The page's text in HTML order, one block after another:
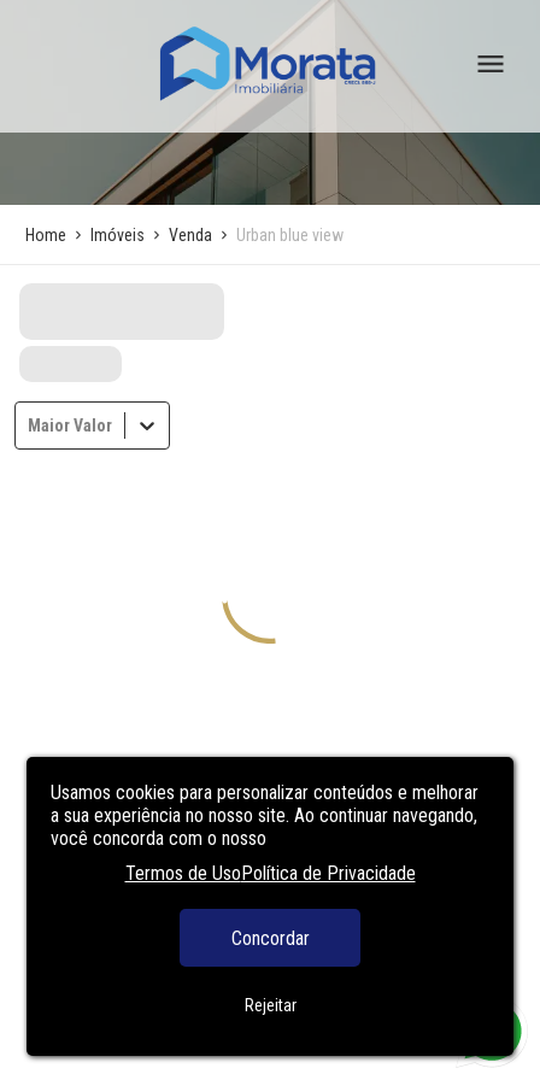
Usamos cookies para personalizar conteúdos e melhorar
a sua experiência no nosso site. Ao continuar navegando,
você concorda com o nosso
Termos de UsoPolítica de Privacidade
Concordar
Rejeitar
Home Imóveis Venda Urban blue view
Maior Valor